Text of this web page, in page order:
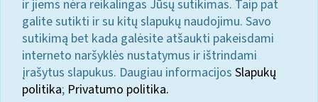
ir jiems nėra reikalingas Jūsų sutikimas. Taip pat
galite sutikti ir su kitų slapukų naudojimu. Savo
sutikimą bet kada galėsite atšaukti pakeisdami
interneto naršyklės nustatymus ir ištrindami
įrašytus slapukus. Daugiau informacijos Slapukų
politika; Privatumo politika.